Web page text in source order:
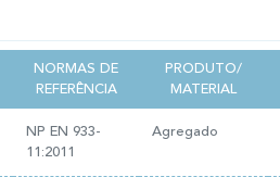
NORMAS DE
REFERÊNCIA
PRODUTO/
MATERIAL
NP EN 933-
11:2011
Agregado